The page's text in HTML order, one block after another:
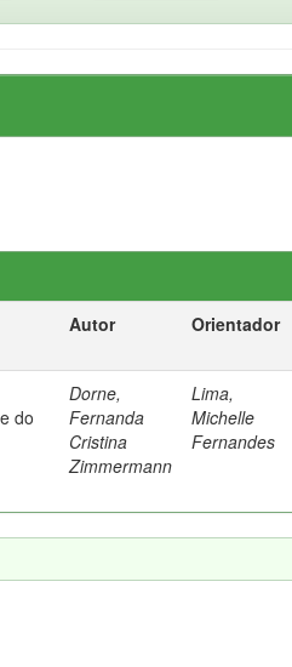
Autor Orientador
do
Dorne,
Fernanda
Cristina
Zimmermann
Lima,
Michelle
Fernandes